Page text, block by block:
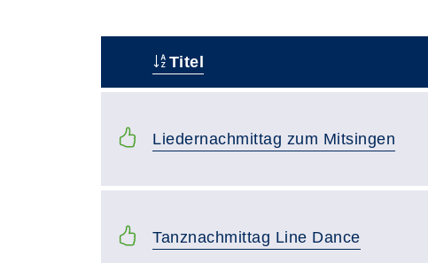
Titel
Liedernachmittag zum Mitsingen
Tanznachmittag Line Dance